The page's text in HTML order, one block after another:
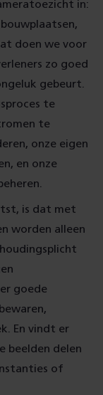
in:
doen we voor
zo goed
gebeurt.
te
te
onze eigen
en onze
is dat met
worden alleen
goede
En vindt er
beelden delen
of